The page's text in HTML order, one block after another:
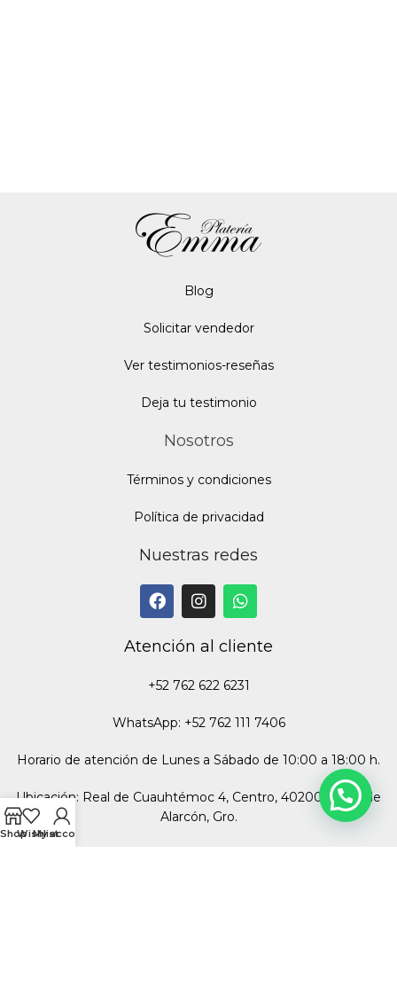
Blog
Solicitar vendedor
Ver testimonios-reseñas
Deja tu testimonio
Nosotros
Términos y condiciones
Política de privacidad
Nuestras redes
Atención al cliente
+52 762 622 6231
WhatsApp: +52 762 111 7406
Horario de atención de Lunes a Sábado de 10:00 a 18:00 h.
Ubicación: Real de Cuauhtémoc 4, Centro, 40200 Taxco de
Alarcón, Gro.
ShopWishlist
My account